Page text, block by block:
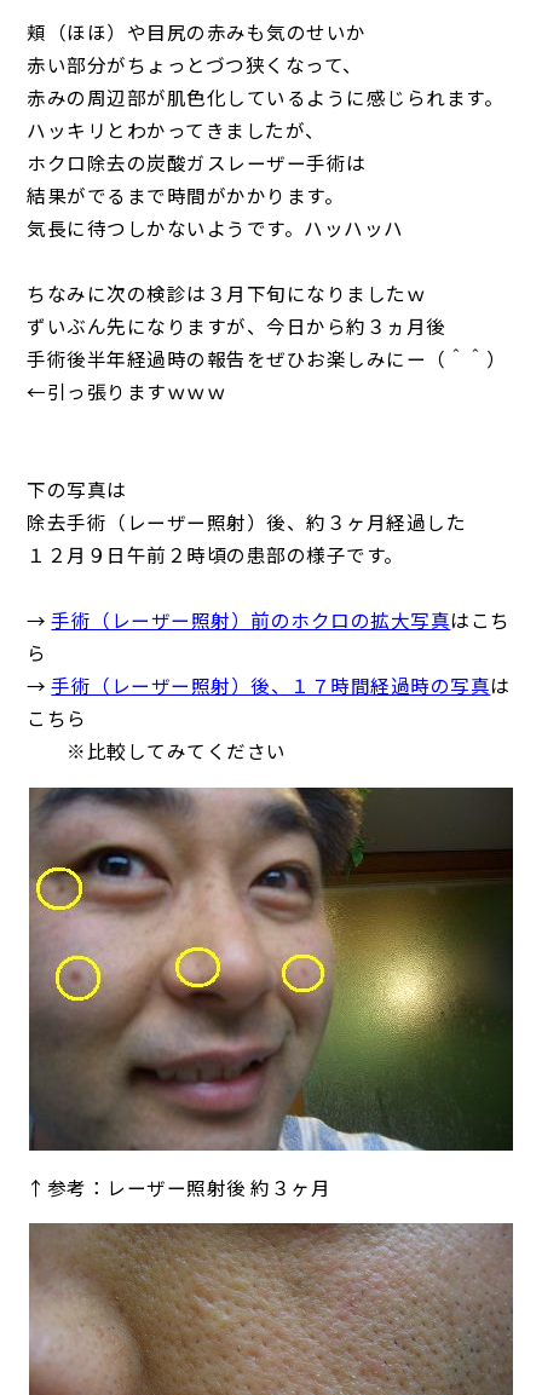
頬（ほほ）や目尻の赤みも気のせいか
赤い部分がちょっとづつ狭くなって、
赤みの周辺部が肌色化しているように感じられます。
ハッキリとわかってきましたが、
ホクロ除去の炭酸ガスレーザー手術は
結果がでるまで時間がかかります。
気長に待つしかないようです。ハッハッハ
ちなみに次の検診は３月下旬になりましたｗ
ずいぶん先になりますが、今日から約３ヵ月後
手術後半年経過時の報告をぜひお楽しみにー（＾＾）
←引っ張りますｗｗｗ
下の写真は
除去手術（レーザー照射）後、約３ヶ月経過した
１２月９日午前２時頃の患部の様子です。
→手術（レーザー照射）前のホクロの拡大写真はこち
ら
→手術（レーザー照射）後、１７時間経過時の写真は
こちら
※比較してみてください
↑参考：レーザー照射後 約３ヶ月